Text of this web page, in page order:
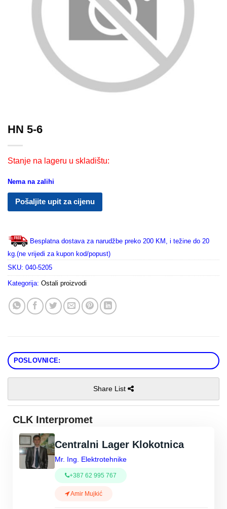
HN 5-6
Stanje na lageru u skladištu:
Nema na zalihi
Pošaljite upit za cijenu
Besplatna dostava za narudžbe preko 200 KM, i težine do 20
kg.(ne vrijedi za kupon kod/popust)
SKU: 040-5205
Kategorija: Ostali proizvodi
POSLOVNICE:
Share List
CLK Interpromet
Centralni Lager Klokotnica
Mr. Ing. Elektrotehnike
+387 62 995 767
Amir Mujkić